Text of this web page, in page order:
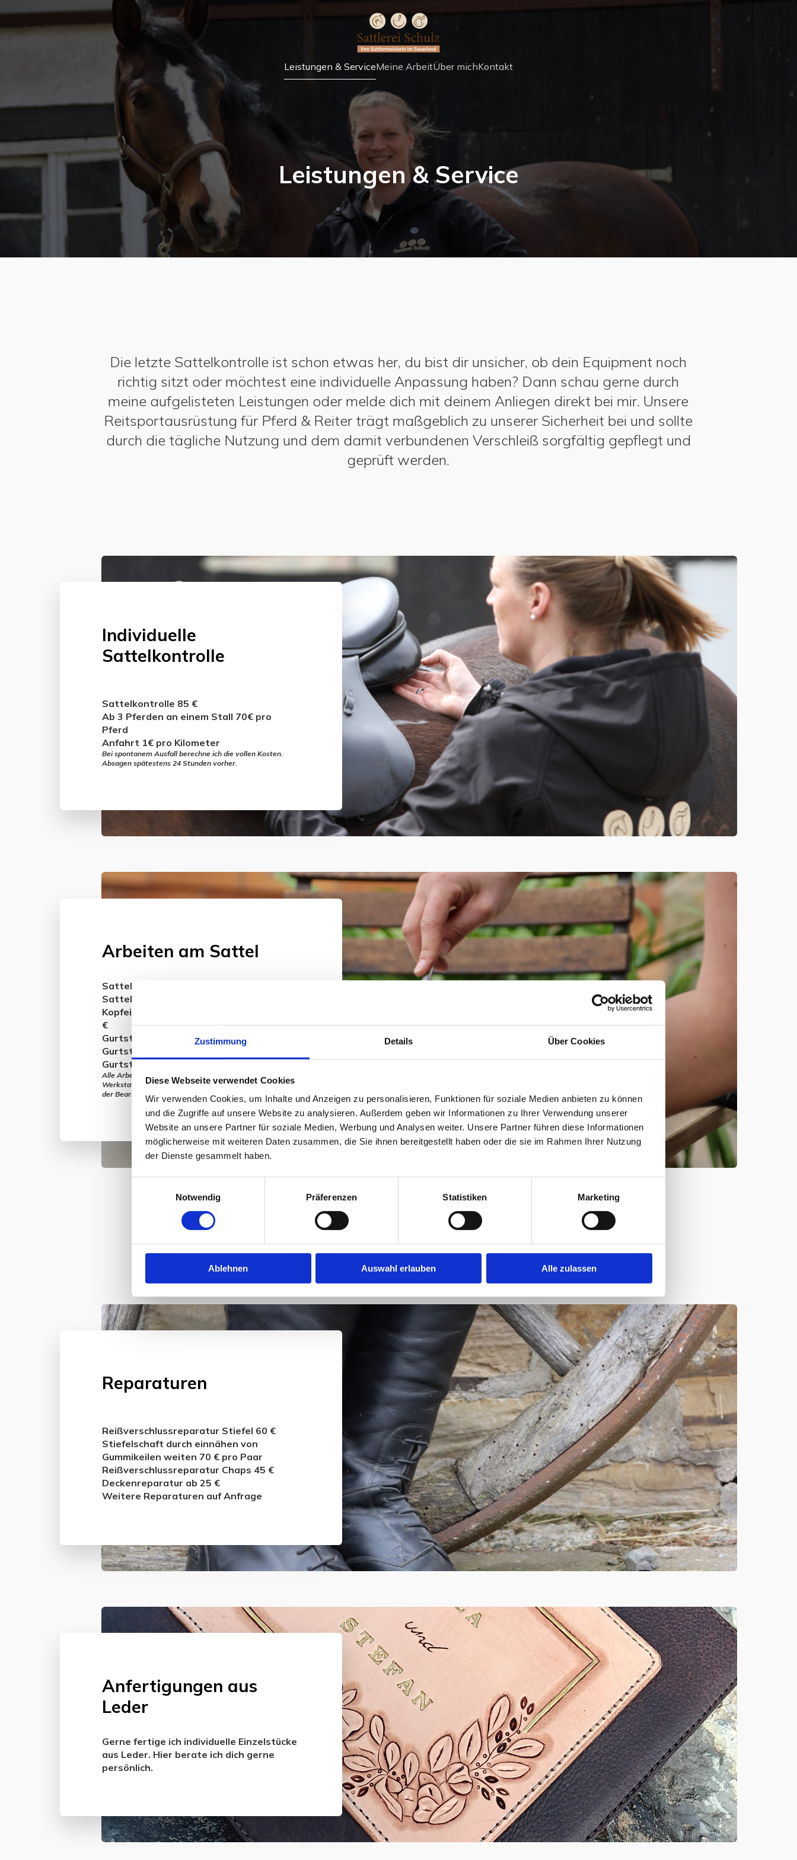
Zustimmung Details Über Cookies
Diese Webseite verwendet Cookies
Wir verwenden Cookies, um Inhalte und Anzeigen zu personalisieren, Funktionen für soziale Medien anbieten zu können
und die Zugriffe auf unsere Website zu analysieren. Außerdem geben wir Informationen zu Ihrer Verwendung unserer
Website an unsere Partner für soziale Medien, Werbung und Analysen weiter. Unsere Partner führen diese Informationen
möglicherweise mit weiteren Daten zusammen, die Sie ihnen bereitgestellt haben oder die sie im Rahmen Ihrer Nutzung
der Dienste gesammelt haben.
g
u
n
u
h
l
Notwendig Präferenzen Statistiken Marketing
Ablehnen Auswahl erlauben Alle zulassen
Leistungen & ServiceMeine ArbeitÜber michKontakt
Leistungen & Service
Die letzte Sattelkontrolle ist schon etwas her, du bist dir unsicher, ob dein Equipment noch
richtig sitzt oder möchtest eine individuelle Anpassung haben? Dann schau gerne durch
meine aufgelisteten Leistungen oder melde dich mit deinem Anliegen direkt bei mir. Unsere
Reitsportausrüstung für Pferd & Reiter trägt maßgeblich zu unserer Sicherheit bei und sollte
durch die tägliche Nutzung und dem damit verbundenen Verschleiß sorgfältig gepflegt und
geprüft werden.
Individuelle
Sattelkontrolle
Sattelkontrolle 85 €
Ab 3 Pferden an einem Stall 70€ pro
Pferd
Anfahrt 1€ pro Kilometer
Bei spontanem Ausfall berechne ich die vollen Kosten.
Absagen spätestens 24 Stunden vorher.
Arbeiten am Sattel
Sattelkissen nachpolstern 90 – 120 €
Sattelkissen neu füllen 210 €
Kopfeisen verstellen kalt 85 € warm 110
€
Gurtstrupfen umlegen 75 €
Gurtstrupfen erneuern Lang 35 €
Gurtstrupfen erneuern Kurz 25 €
Alle Arbeiten am Sattel werden von mir in meiner
Werkstatt durchgeführt. Gerne liefere ich den Sattel nach
der Bearbeitung wieder aus.
Reparaturen
Reißverschlussreparatur Stiefel 60 €
Stiefelschaft durch einnähen von
Gummikeilen weiten 70 € pro Paar
Reißverschlussreparatur Chaps 45 €
Deckenreparatur ab 25 €
Weitere Reparaturen auf Anfrage
Anfertigungen aus
Leder
Gerne fertige ich individuelle Einzelstücke
aus Leder. Hier berate ich dich gerne
persönlich.